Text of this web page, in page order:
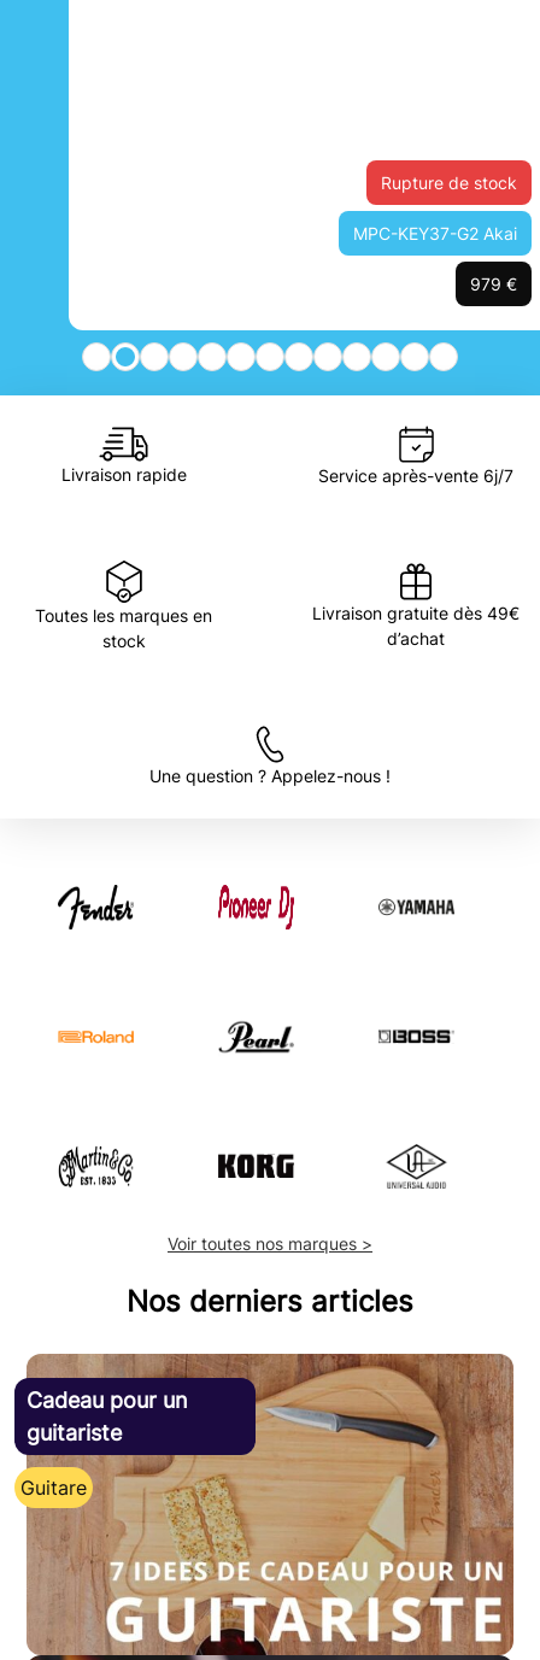
Rupture de stock
MPC-KEY37-G2 Akai
979 €
Livraison rapide Service après-vente 6j/7
Toutes les marques en
stock
Livraison gratuite dès 49€
d’achat
Une question ? Appelez-nous !
Voir toutes nos marques >
Nos derniers articles
Cadeau pour un
guitariste
Guitare